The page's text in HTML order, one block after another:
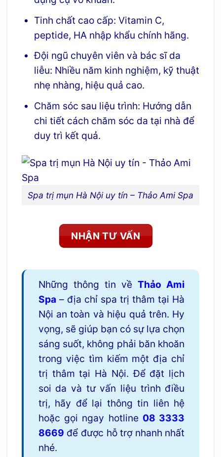
Tinh chất cao cấp: Vitamin C,
peptide, HA nhập khẩu chính hãng.
Đội ngũ chuyên viên và bác sĩ da
liễu: Nhiều năm kinh nghiệm, kỹ thuật
nhẹ nhàng, hiệu quả cao.
Chăm sóc sau liệu trình: Hướng dẫn
chi tiết cách chăm sóc da tại nhà để
duy trì kết quả.
Spa trị mụn Hà Nội uy tín – Thảo Ami Spa
NHẬN TƯ VẤN
Những thông tin vềThảo Ami
Spa – địa chỉ spa trị thâm tại Hà
Nội an toàn và hiệu quả trên. Hy
vọng, sẽ giúp bạn có sự lựa chọn
sáng suốt, không phải băn khoăn
trong việc tìm kiếm một địa chỉ
trị thâm tại Hà Nội. Để đặt lịch
soi da và tư vấn liệu trình điều
trị, hãy để lại thông tin liên hệ
hoặc gọi ngay hotline 08 3333
8669 để được hỗ trợ nhanh nhất
nhé.